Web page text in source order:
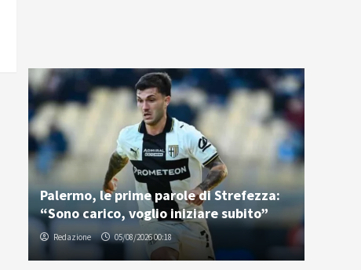
Palermo, le prime parole di Strefezza:
“Sono carico, voglio iniziare subito”
Redazione 05/08/2026 00:18